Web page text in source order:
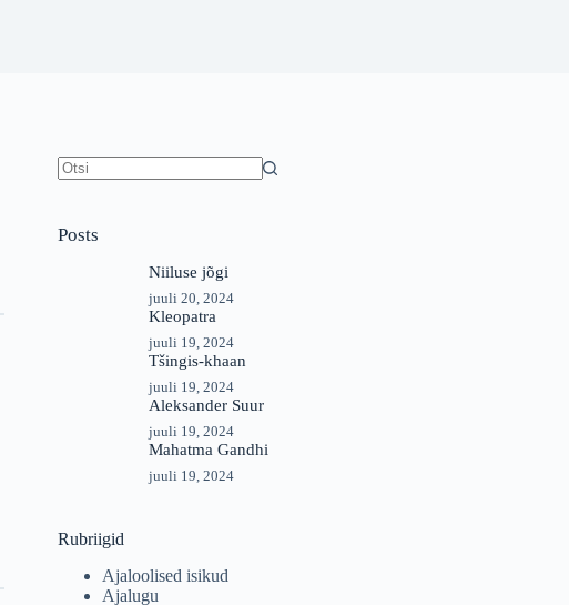
Posts
Niiluse jõgi
juuli 20, 2024
Kleopatra
juuli 19, 2024
Tšingis-khaan
juuli 19, 2024
Aleksander Suur
juuli 19, 2024
Mahatma Gandhi
juuli 19, 2024
Rubriigid
Ajaloolised isikud
Ajalugu